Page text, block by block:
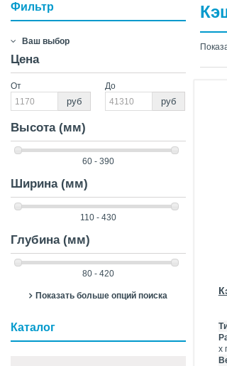
х
Фильтр
Ваш выбор
Цена
От
руб
До
руб
Высота (мм)
60 - 390
Ширина (мм)
110 - 430
Глубина (мм)
80 - 420
Показать больше опций поиска
Каталог